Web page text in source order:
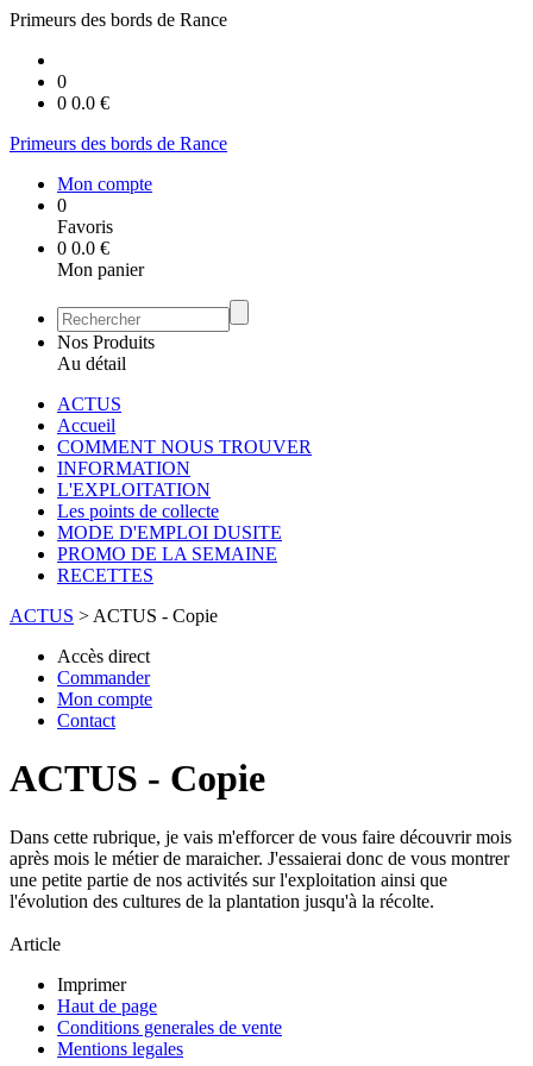
Primeurs des bords de Rance
0
0 0.0 €
Primeurs des bords de Rance
Mon compte
0
Favoris
0 0.0 €
Mon panier
Nos Produits
Au détail
ACTUS
Accueil
COMMENT NOUS TROUVER
INFORMATION
L'EXPLOITATION
Les points de collecte
MODE D'EMPLOI DUSITE
PROMO DE LA SEMAINE
RECETTES
ACTUS > ACTUS - Copie
Accès direct
Commander
Mon compte
Contact
ACTUS - Copie
Dans cette rubrique, je vais m'efforcer de vous faire découvrir mois
après mois le métier de maraicher. J'essaierai donc de vous montrer
une petite partie de nos activités sur l'exploitation ainsi que
l'évolution des cultures de la plantation jusqu'à la récolte.
Article
Imprimer
Haut de page
Conditions generales de vente
Mentions legales